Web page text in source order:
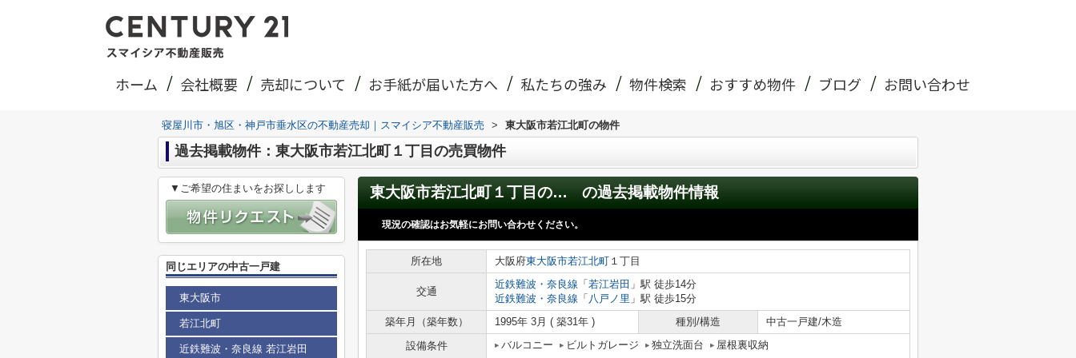
ホーム 会社概要 売却について お手紙が届いた方へ 私たちの強み 物件検索 おすすめ物件 ブログ お問い合わせ
寝屋川市・旭区・神戸市垂水区の不動産売却｜スマイシア不動産販売 > 東大阪市若江北町の物件
過去掲載物件：東大阪市若江北町１丁目の売買物件
東大阪市若江北町１丁目の中古一戸建 の過去掲載物件情報
現況の確認はお気軽にお問い合わせください。
所在地 大阪府東大阪市若江北町 １丁目
交通
近鉄難波・奈良線 「 若江岩田 」駅 徒歩14分
近鉄難波・奈良線 「 八戸ノ里 」駅 徒歩15分
築年月（築年数）
1995年 3月 ( 築31年 ) 種別/構造
中古一戸建/木造
設備条件
バルコニー ビルトガレージ 独立洗面台 屋根裏収納
▼ご希望の住まいをお探しします
同じエリアの中古一戸建
東大阪市
若江北町
近鉄難波・奈良線 若江岩田